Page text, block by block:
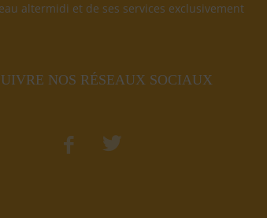
altermidi et de ses services exclusivement
NOS RÉSEAUX SOCIAUX